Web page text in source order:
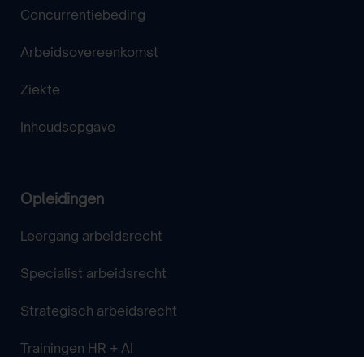
Concurrentiebeding
Arbeidsovereenkomst
Ziekte
Inhoudsopgave
Opleidingen
Leergang arbeidsrecht
Specialist arbeidsrecht
Strategisch arbeidsrecht
Trainingen HR + AI